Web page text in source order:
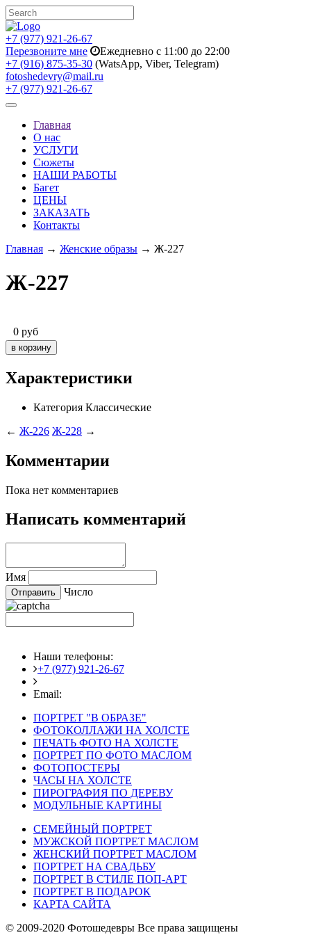
+7 (977) 921-26-67
Перезвоните мне
Ежедневно с 11:00 до 22:00
+7 (916) 875-35-30 (WatsApp, Viber, Telegram)
fotoshedevry@mail.ru
+7 (977) 921-26-67
Toggle
navigationГлавная
О нас
УСЛУГИ
Сюжеты
НАШИ РАБОТЫ
Багет
ЦЕНЫ
ЗАКАЗАТЬ
Контакты
Главная → Женские образы → Ж-227
Ж-227
0 руб
Характеристики
Категория Классические
← Ж-226 Ж-228 →
Комментарии
Пока нет комментариев
Написать комментарий
Имя
Число
Наши телефоны:
+7 (977) 921-26-67
Email:
ПОРТРЕТ "В ОБРАЗЕ"
ФОТОКОЛЛАЖИ НА ХОЛСТЕ
ПЕЧАТЬ ФОТО НА ХОЛСТЕ
ПОРТРЕТ ПО ФОТО МАСЛОМ
ФОТОПОСТЕРЫ
ЧАСЫ НА ХОЛСТЕ
ПИРОГРАФИЯ ПО ДЕРЕВУ
МОДУЛЬНЫЕ КАРТИНЫ
СЕМЕЙНЫЙ ПОРТРЕТ
МУЖСКОЙ ПОРТРЕТ МАСЛОМ
ЖЕНСКИЙ ПОРТРЕТ МАСЛОМ
ПОРТРЕТ НА СВАДЬБУ
ПОРТРЕТ В СТИЛЕ ПОП-АРТ
ПОРТРЕТ В ПОДАРОК
КАРТА САЙТА
© 2009-2020 Фотошедевры Все права защищены